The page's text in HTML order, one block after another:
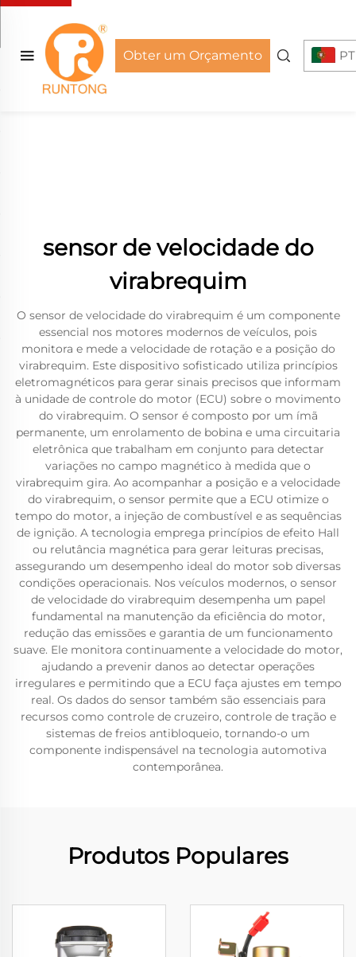
Obter um Orçamento PT
sensor de velocidade do
virabrequim
O sensor de velocidade do virabrequim é um componente
essencial nos motores modernos de veículos, pois
monitora e mede a velocidade de rotação e a posição do
virabrequim. Este dispositivo sofisticado utiliza princípios
eletromagnéticos para gerar sinais precisos que informam
à unidade de controle do motor (ECU) sobre o movimento
do virabrequim. O sensor é composto por um ímã
permanente, um enrolamento de bobina e uma circuitaria
eletrônica que trabalham em conjunto para detectar
variações no campo magnético à medida que o
virabrequim gira. Ao acompanhar a posição e a velocidade
do virabrequim, o sensor permite que a ECU otimize o
tempo do motor, a injeção de combustível e as sequências
de ignição. A tecnologia emprega princípios de efeito Hall
ou relutância magnética para gerar leituras precisas,
assegurando um desempenho ideal do motor sob diversas
condições operacionais. Nos veículos modernos, o sensor
de velocidade do virabrequim desempenha um papel
fundamental na manutenção da eficiência do motor,
redução das emissões e garantia de um funcionamento
suave. Ele monitora continuamente a velocidade do motor,
ajudando a prevenir danos ao detectar operações
irregulares e permitindo que a ECU faça ajustes em tempo
real. Os dados do sensor também são essenciais para
recursos como controle de cruzeiro, controle de tração e
sistemas de freios antibloqueio, tornando-o um
componente indispensável na tecnologia automotiva
contemporânea.
Produtos Populares